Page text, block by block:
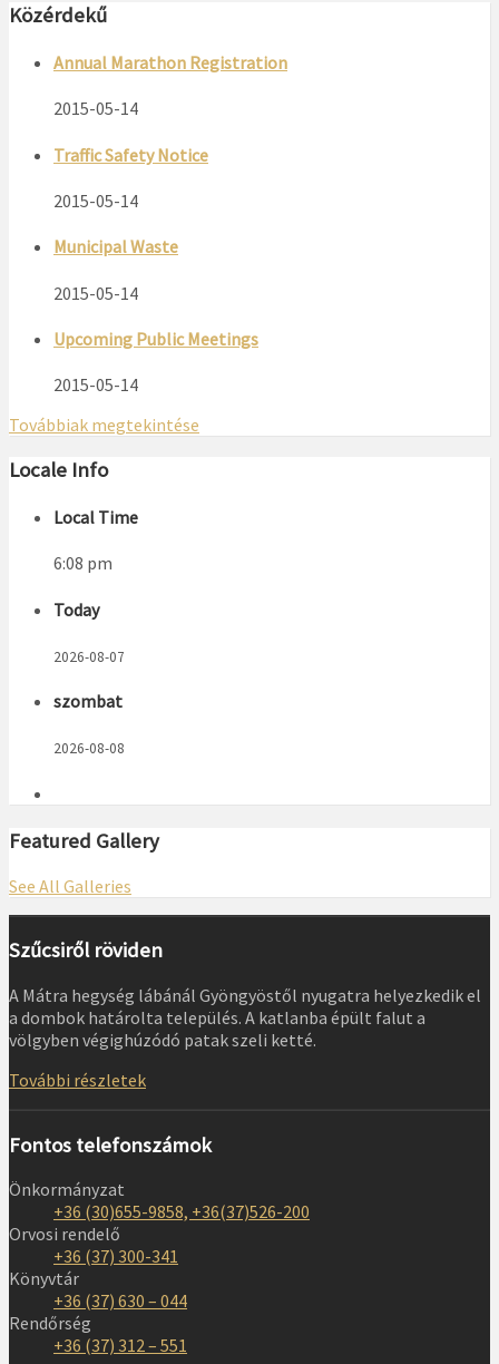
Közérdekű
Annual Marathon Registration
2015-05-14
Traffic Safety Notice
2015-05-14
Municipal Waste
2015-05-14
Upcoming Public Meetings
2015-05-14
Továbbiak megtekintése
Locale Info
Local Time
6:08 pm
Today
2026-08-07
szombat
2026-08-08
Featured Gallery
See All Galleries
Szűcsiről röviden
A Mátra hegység lábánál Gyöngyöstől nyugatra helyezkedik el
a dombok határolta település. A katlanba épült falut a
völgyben végighúzódó patak szeli ketté.
További részletek
Fontos telefonszámok
Önkormányzat
+36 (30)655-9858, +36(37)526-200
Orvosi rendelő
+36 (37) 300-341
Könyvtár
+36 (37) 630 – 044
Rendőrség
+36 (37) 312 – 551